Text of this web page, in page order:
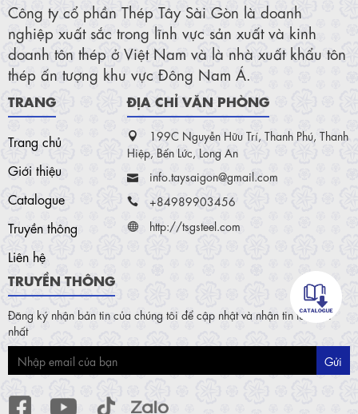
Công ty cổ phần Thép Tây Sài Gòn là doanh
nghiệp xuất sắc trong lĩnh vực sản xuất và kinh
doanh tôn thép ở Việt Nam và là nhà xuất khẩu tôn
thép ấn tượng khu vực Đông Nam Á.
TRANG
Trang chủ
Giới thiệu
Catalogue
Truyền thông
Liên hệ
ĐỊA CHỈ VĂN PHÒNG
199C Nguyễn Hữu Trí, Thanh Phú, Thanh
Hiệp, Bến Lức, Long An
info.taysaigon@gmail.com
+84989903456
http://tsgsteel.com
TRUYỀN THÔNG
Đăng ký nhận bản tin của chúng tôi để cập nhật và nhận tin tức mới
nhất
Gửi